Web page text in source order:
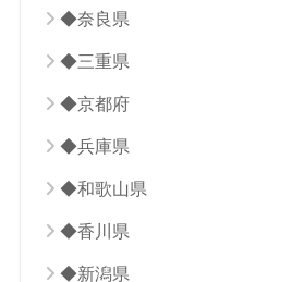
◆奈良県
◆三重県
◆京都府
◆兵庫県
◆和歌山県
◆香川県
◆新潟県